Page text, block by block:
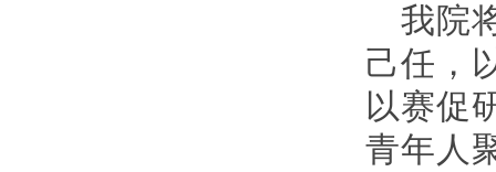
我院
己任，
以赛促
青年人